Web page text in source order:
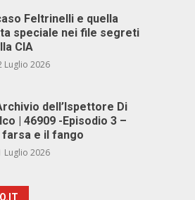
Feltrinelli e quella
speciale nei file segreti
CIA
Luglio 2026
dell’Ispettore Di
| 46909 -Episodio 3 –
farsa e il fango
Luglio 2026